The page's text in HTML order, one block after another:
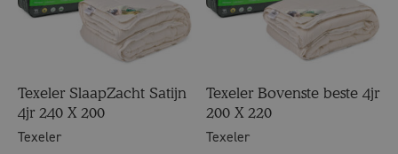
Texeler SlaapZacht Satijn
4jr 240 X 200
Texeler
Texeler Bovenste beste 4jr
200 X 220
Texeler